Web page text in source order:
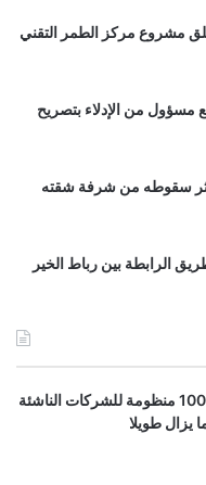
مشروع مركز الطمر التقني
مسؤول من الإدلاء بتصريح
سقوطه من شرفة شقته
الرابطة بين رباط الخير
المغرب ضمن أفضل 100 منظومة للشركات الناشئة
يزال طويلا